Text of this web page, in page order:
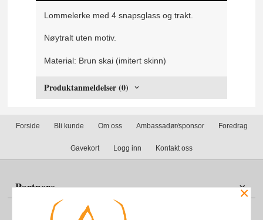
Lommelerke med 4 snapsglass og trakt.
Nøytralt uten motiv.
Material: Brun skai (imitert skinn)
Produktanmeldelser (0)
Forside Bli kunde Om oss Ambassadør/sponsor Foredrag
Gavekort Logg inn Kontakt oss
Partnere
Din konto
×